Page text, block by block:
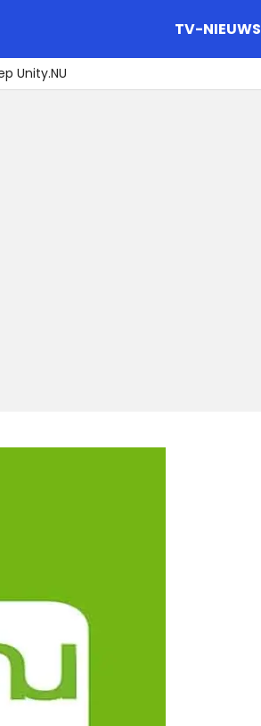
TV-NIEUWS
Unity.NU